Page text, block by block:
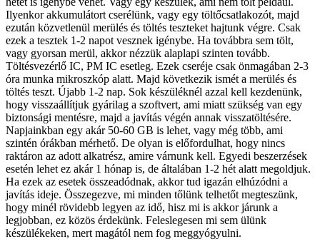
Ilyenkor akkumulátort cserélünk, vagy egy töltőcsatlakozót, majd
ezután közvetlenül merülés és töltés teszteket hajtunk végre. Csak
ezek a tesztek 1-2 napot vesznek igénybe. Ha továbbra sem tölt,
vagy gyorsan merül, akkor nézzük alaplapi szinten tovább.
Töltésvezérlő IC, PM IC esetleg. Ezek cseréje csak önmagában 2-3
óra munka mikroszkóp alatt. Majd következik ismét a merülés és
töltés teszt. Újabb 1-2 nap. Sok készüléknél azzal kell kezdenünk,
hogy visszaállítjuk gyárilag a szoftvert, ami miatt szükség van egy
biztonsági mentésre, majd a javítás végén annak visszatöltésére.
Napjainkban egy akár 50-60 GB is lehet, vagy még több, ami
szintén órákban mérhető. De olyan is előfordulhat, hogy nincs
raktáron az adott alkatrész, amire várnunk kell. Egyedi beszerzések
esetén lehet ez akár 1 hónap is, de általában 1-2 hét alatt megoldjuk.
Ha ezek az esetek összeadódnak, akkor tud igazán elhúzódni a
javítás ideje. Összegezve, mi minden tőlünk telhetőt megteszünk,
hogy minél rövidebb legyen az idő, hisz mi is akkor járunk a
legjobban, ez közös érdekünk. Feleslegesen mi sem ülünk
készülékeken, mert magától nem fog meggyógyulni.